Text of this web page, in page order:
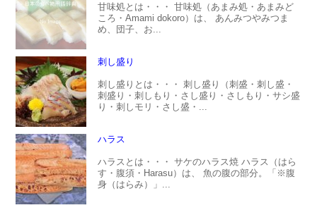
甘味処とは・・・ 甘味処（あまみ処・あまみど
ころ・Amami dokoro）は、 あんみつやみつま
め、団子、お...
刺し盛り
刺し盛りとは・・・ 刺し盛り（刺盛・刺し盛・
刺盛り・刺しもり・さし盛り・さしもり・サシ盛
り・刺しモリ・さし盛・...
ハラス
ハラスとは・・・ サケのハラス焼 ハラス（はら
す・腹須・Harasu）は、 魚の腹の部分。「※腹
身（はらみ）」...